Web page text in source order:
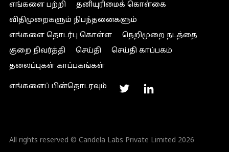
எங்களை பற்றி
தனியுரிமைக் கொள்கை
விதிமுறைகளும் நிபந்தனைகளும்
எங்களை தொடர்பு கொள்ள
நெறிமுறை நடத்தை
குறை நிவர்த்தி
செய்தி
செய்தி காப்பகம்
தலைப்புகள் காப்பகங்கள்
எங்களைப் பின்தொடரவும்
All rights reserved © Candela Labs Private Limited 2026